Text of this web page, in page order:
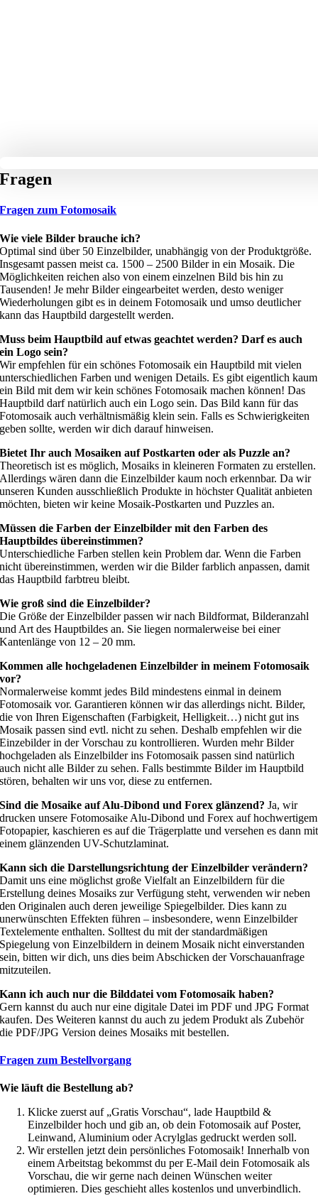
Fragen
Fragen zum Fotomosaik
Wie viele Bilder brauche ich?
Optimal sind über 50 Einzelbilder, unabhängig von der Produktgröße.
Insgesamt passen meist ca. 1500 – 2500 Bilder in ein Mosaik. Die
Möglichkeiten reichen also von einem einzelnen Bild bis hin zu
Tausenden! Je mehr Bilder eingearbeitet werden, desto weniger
Wiederholungen gibt es in deinem Fotomosaik und umso deutlicher
kann das Hauptbild dargestellt werden.
Muss beim Hauptbild auf etwas geachtet werden? Darf es auch
ein Logo sein?
Wir empfehlen für ein schönes Fotomosaik ein Hauptbild mit vielen
unterschiedlichen Farben und wenigen Details. Es gibt eigentlich kaum
ein Bild mit dem wir kein schönes Fotomosaik machen können! Das
Hauptbild darf natürlich auch ein Logo sein. Das Bild kann für das
Fotomosaik auch verhältnismäßig klein sein. Falls es Schwierigkeiten
geben sollte, werden wir dich darauf hinweisen.
Bietet Ihr auch Mosaiken auf Postkarten oder als Puzzle an?
Theoretisch ist es möglich, Mosaiks in kleineren Formaten zu erstellen.
Allerdings wären dann die Einzelbilder kaum noch erkennbar. Da wir
unseren Kunden ausschließlich Produkte in höchster Qualität anbieten
möchten, bieten wir keine Mosaik-Postkarten und Puzzles an.
Müssen die Farben der Einzelbilder mit den Farben des
Hauptbildes übereinstimmen?
Unterschiedliche Farben stellen kein Problem dar. Wenn die Farben
nicht übereinstimmen, werden wir die Bilder farblich anpassen, damit
das Hauptbild farbtreu bleibt.
Wie groß sind die Einzelbilder?
Die Größe der Einzelbilder passen wir nach Bildformat, Bilderanzahl
und Art des Hauptbildes an. Sie liegen normalerweise bei einer
Kantenlänge von 12 – 20 mm.
Kommen alle hochgeladenen Einzelbilder in meinem Fotomosaik
vor?
Normalerweise kommt jedes Bild mindestens einmal in deinem
Fotomosaik vor. Garantieren können wir das allerdings nicht. Bilder,
die von Ihren Eigenschaften (Farbigkeit, Helligkeit…) nicht gut ins
Mosaik passen sind evtl. nicht zu sehen. Deshalb empfehlen wir die
Einzebilder in der Vorschau zu kontrollieren. Wurden mehr Bilder
hochgeladen als Einzelbilder ins Fotomosaik passen sind natürlich
auch nicht alle Bilder zu sehen. Falls bestimmte Bilder im Hauptbild
stören, behalten wir uns vor, diese zu entfernen.
Sind die Mosaike auf Alu-Dibond und Forex glänzend? Ja, wir
drucken unsere Fotomosaike Alu-Dibond und Forex auf hochwertigem
Fotopapier, kaschieren es auf die Trägerplatte und versehen es dann mit
einem glänzenden UV-Schutzlaminat.
Kann sich die Darstellungsrichtung der Einzelbilder verändern?
Damit uns eine möglichst große Vielfalt an Einzelbildern für die
Erstellung deines Mosaiks zur Verfügung steht, verwenden wir neben
den Originalen auch deren jeweilige Spiegelbilder. Dies kann zu
unerwünschten Effekten führen – insbesondere, wenn Einzelbilder
Textelemente enthalten. Solltest du mit der standardmäßigen
Spiegelung von Einzelbildern in deinem Mosaik nicht einverstanden
sein, bitten wir dich, uns dies beim Abschicken der Vorschauanfrage
mitzuteilen.
Kann ich auch nur die Bilddatei vom Fotomosaik haben?
Gern kannst du auch nur eine digitale Datei im PDF und JPG Format
kaufen. Des Weiteren kannst du auch zu jedem Produkt als Zubehör
die PDF/JPG Version deines Mosaiks mit bestellen.
Fragen zum Bestellvorgang
Wie läuft die Bestellung ab?
Klicke zuerst auf „Gratis Vorschau“, lade Hauptbild &
Einzelbilder hoch und gib an, ob dein Fotomosaik auf Poster,
Leinwand, Aluminium oder Acrylglas gedruckt werden soll.
Wir erstellen jetzt dein persönliches Fotomosaik! Innerhalb von
einem Arbeitstag bekommst du per E-Mail dein Fotomosaik als
Vorschau, die wir gerne nach deinen Wünschen weiter
optimieren. Dies geschieht alles kostenlos und unverbindlich.